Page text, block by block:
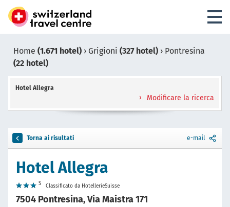
Home (1.671 hotel) › Grigioni (327 hotel) › Pontresina
(22 hotel)
Hotel Allegra
Modificare la ricerca
Torna ai risultati e-mail
Hotel Allegra
S Classificato da HotellerieSuisse
7504 Pontresina, Via Maistra 171